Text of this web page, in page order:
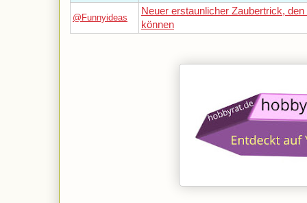
@Funnyideas
Neuer erstaunlicher Zaubertrick, den
können